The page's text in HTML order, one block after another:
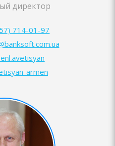
директор
714-01-97
armen